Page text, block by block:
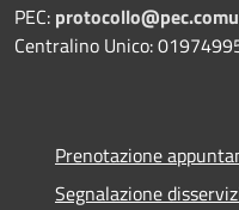
PEC:
Centralino Unico:
Prenotazione
Segnalazione